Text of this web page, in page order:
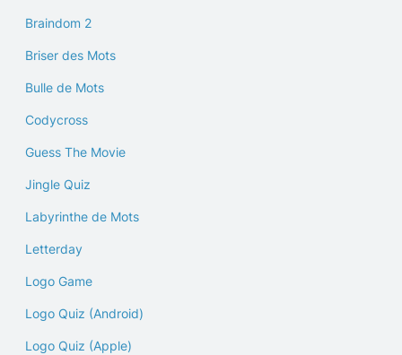
Braindom 2
Briser des Mots
Bulle de Mots
Codycross
Guess The Movie
Jingle Quiz
Labyrinthe de Mots
Letterday
Logo Game
Logo Quiz (Android)
Logo Quiz (Apple)